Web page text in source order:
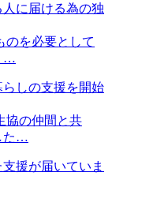
のを必要として
…
協の仲間と共
た…